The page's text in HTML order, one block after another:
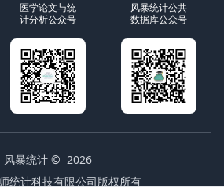
医学论文与统
计分析公众号
风暴统计公共
数据库公众号
风暴统计 © 2026
统计科技有限公司版权所有